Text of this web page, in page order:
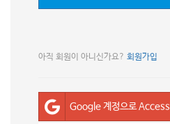
아직 회원이 아니신가요? 회원가입
Google 계정으로 Access